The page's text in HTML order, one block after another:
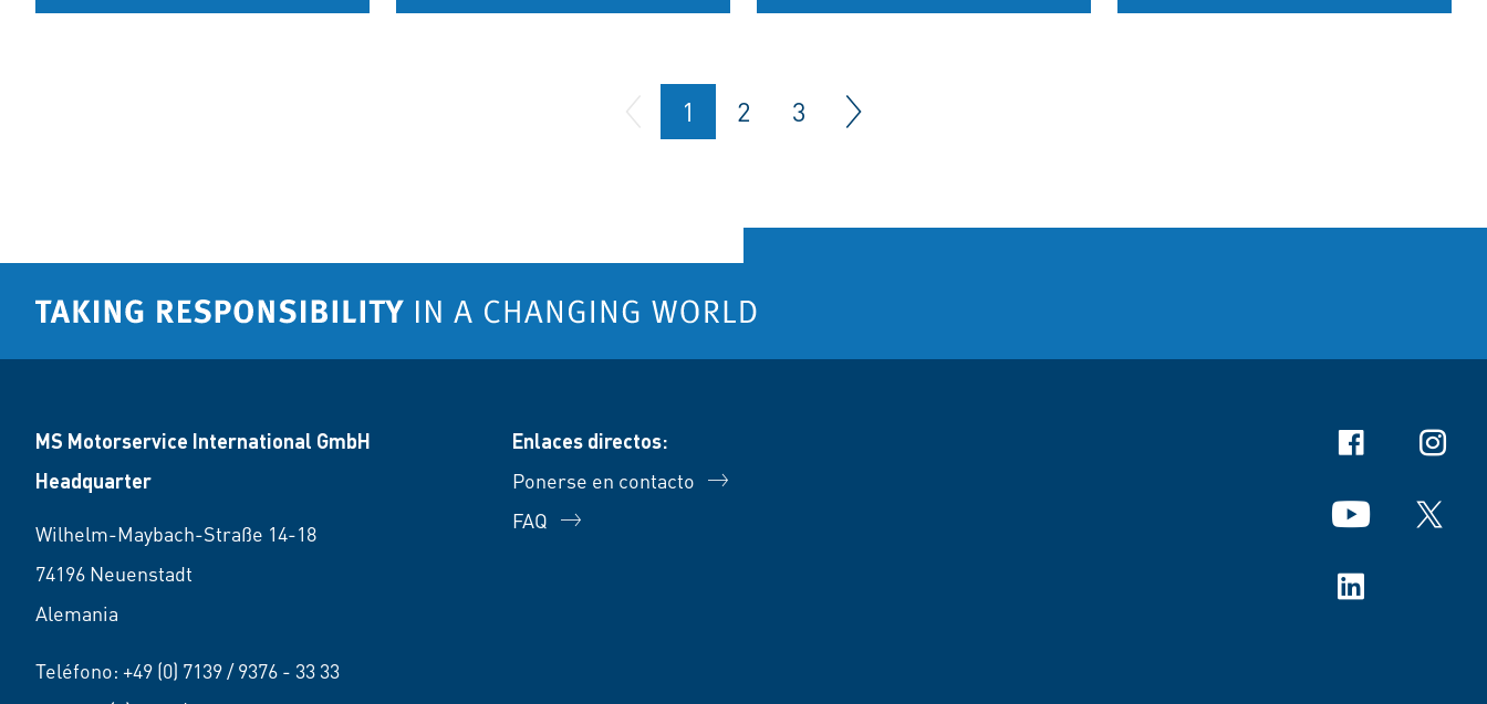
1 2 3
MS Motorservice International GmbH
Headquarter
Wilhelm-Maybach-Straße 14-18
74196 Neuenstadt
Alemania
Teléfono: +49 (0) 7139 / 9376 - 33 33
Enlaces directos:
Ponerse en contacto
FAQ
Facebook
YouTube X
Linkedin